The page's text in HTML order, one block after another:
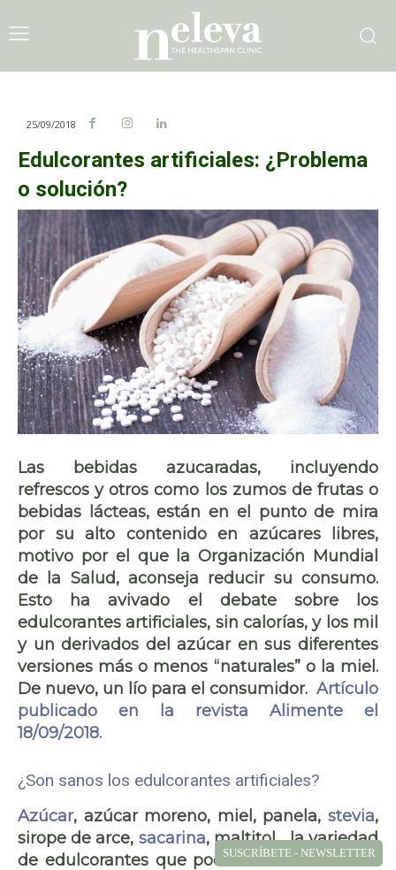
25/09/2018
Edulcorantes artificiales: ¿Problema
o solución?
Las bebidas azucaradas, incluyendo
refrescos y otros como los zumos de frutas o
bebidas lácteas, están en el punto de mira
por su alto contenido en azúcares libres,
motivo por el que la Organización Mundial
de la Salud, aconseja reducir su consumo.
Esto ha avivado el debate sobre los
edulcorantes artificiales, sin calorías, y los mil
y un derivados del azúcar en sus diferentes
versiones más o menos “naturales” o la miel.
De nuevo, un lío para el consumidor. Artículo
publicado en la revista Alimente el
18/09/2018.
¿Son sanos los edulcorantes artificiales?
Azúcar, azúcar moreno, miel, panela, stevia,
sirope de arce, sacarina, maltitol… la variedad
de edulcorantes que podemos utilizar en el
SUSCRÍBETE - NEWSLETTER